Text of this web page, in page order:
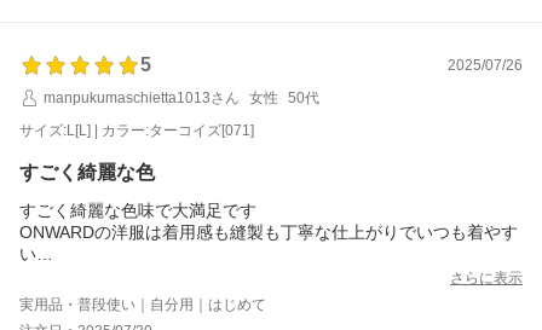
5
2025/07/26
manpukumaschietta1013さん
女性
50代
サイズ:L[L] | カラー:ターコイズ[071]
すごく綺麗な色
すごく綺麗な色味で大満足です
ONWARDの洋服は着用感も縫製も丁寧な仕上がりでいつも着やす
い
今回はいつも店舗で直接購入してきたけど、少しでも安くなるな
ら…とコチラで購入しました
さらに表示
実用品・普段使い｜自分用｜はじめて